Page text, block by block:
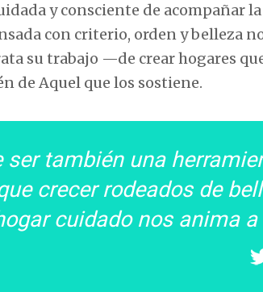
y consciente de acompañar
con criterio, orden y belleza
su trabajo —de crear hogares
de Aquel que los sostiene.
ser también una
crecer rodeados de
cuidado nos anima